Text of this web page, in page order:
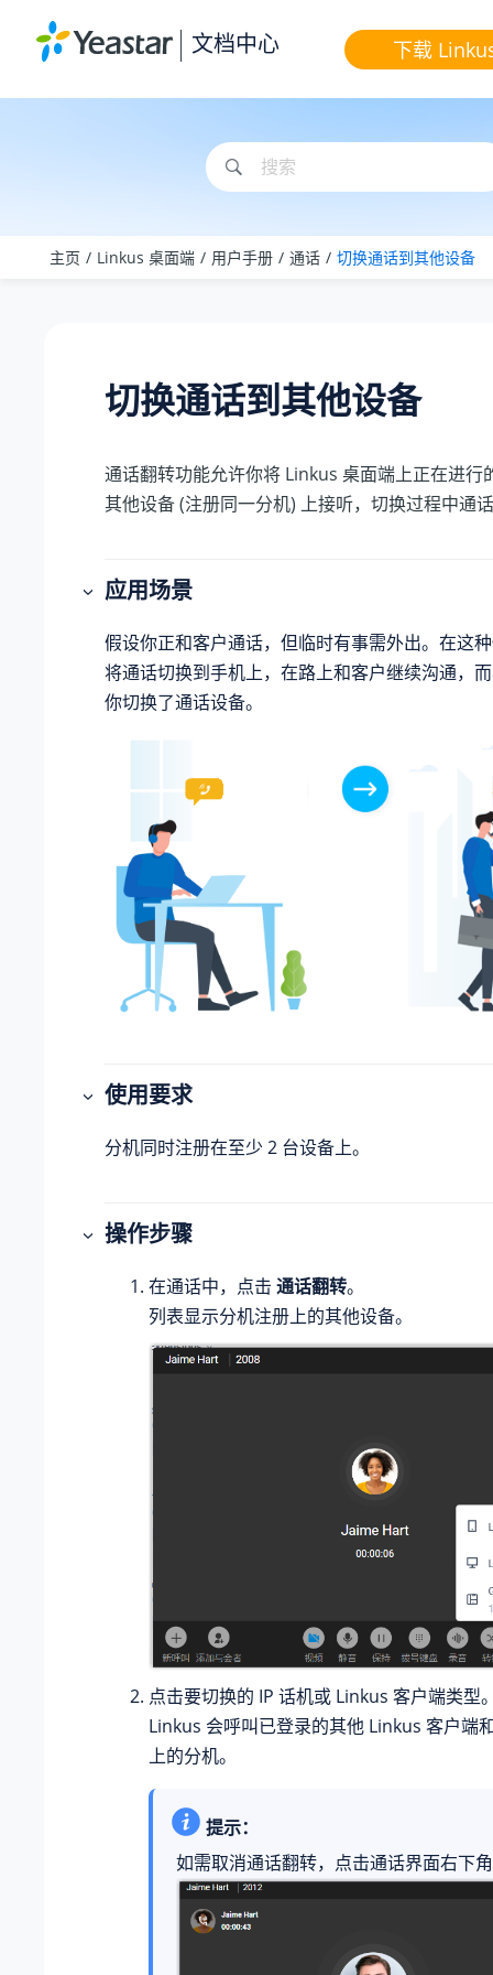
文档中心 下载
主页 Linkus 桌面端 用户手册 通话 切换通话到其他设备
切换通话到其他设备
通话翻转功能允许你将 Linkus 桌面端上正在进行
其他设备 (注册同一分机) 上接听，切换过程中通
应用场景
假设你正和客户通话，但临时有事需外出。在这
将通话切换到手机上，在路上和客户继续沟通，
你切换了通话设备。
使用要求
分机同时注册在至少 2 台设备上。
操作步骤
在通话中，点击 通话翻转。
列表显示分机注册上的其他设备。
点击要切换的 IP 话机或 Linkus 客户端类型
Linkus 会呼叫已登录的其他 Linkus 客户端
上的分机。
提示：
如需取消通话翻转，点击通话界面右下